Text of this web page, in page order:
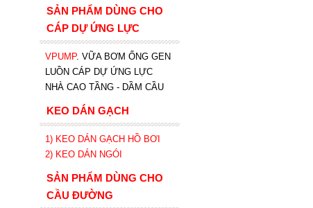
SẢN PHẨM DÙNG CHO
CÁP DỰ ỨNG LỰC
VPUMP. VỮA BƠM ỐNG GEN
LUỒN CÁP DỰ ỨNG LỰC
NHÀ CAO TẦNG - DẦM CẦU
KEO DÁN GẠCH
1) KEO DÁN GẠCH HỒ BƠI
2) KEO DÁN NGÓI
SẢN PHẨM DÙNG CHO
CẦU ĐƯỜNG